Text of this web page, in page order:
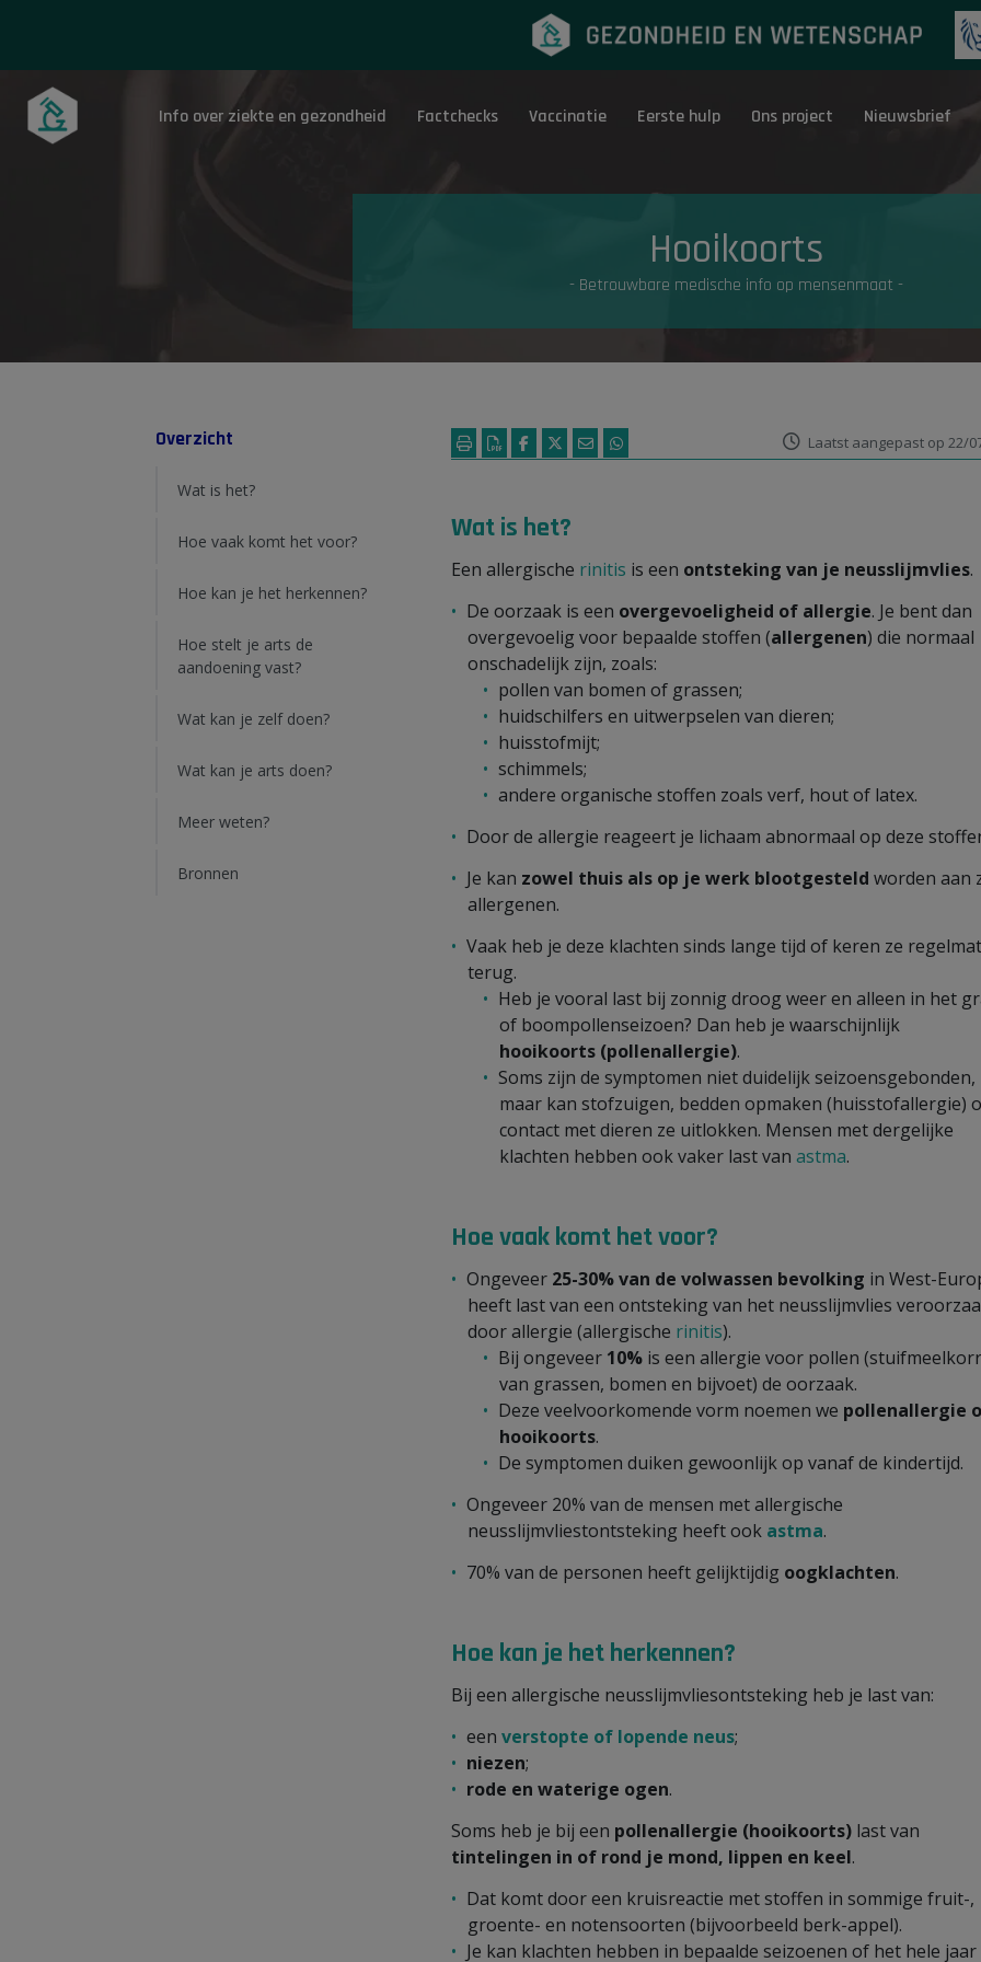
Onderwerpen Eerste hulp
Info over ziekte en gezondheid Factchecks Vaccinatie Eerste hulp Ons project Nieuwsbrief
Hooikoorts
- Betrouwbare medische info op mensenmaat -
Overzicht
Wat is het?
Hoe vaak komt het voor?
Hoe kan je het herkennen?
Hoe stelt je arts de
aandoening vast?
Wat kan je zelf doen?
Wat kan je arts doen?
Meer weten?
Bronnen
Laatst aangepast op 22/
Wat is het?
Een allergische rinitis is een ontsteking van je neusslijmvlies.
De oorzaak is een overgevoeligheid of allergie. Je bent dan
overgevoelig voor bepaalde stoffen (allergenen) die normaal
onschadelijk zijn, zoals:
pollen van bomen of grassen;
huidschilfers en uitwerpselen van dieren;
huisstofmijt;
schimmels;
andere organische stoffen zoals verf, hout of latex.
Door de allergie reageert je lichaam abnormaal op deze
Je kan zowel thuis als op je werk blootgesteld worden aan
allergenen.
Vaak heb je deze klachten sinds lange tijd of keren ze
terug.
Heb je vooral last bij zonnig droog weer en alleen in het
of boompollenseizoen? Dan heb je waarschijnlijk
hooikoorts (pollenallergie).
Soms zijn de symptomen niet duidelijk seizoensgebonden,
maar kan stofzuigen, bedden opmaken (huisstofallergie)
contact met dieren ze uitlokken. Mensen met dergelijke
klachten hebben ook vaker last van astma.
Hoe vaak komt het voor?
Ongeveer 25-30% van de volwassen bevolking in West-
heeft last van een ontsteking van het neusslijmvlies
door allergie (allergische rinitis).
Bij ongeveer 10% is een allergie voor pollen
van grassen, bomen en bijvoet) de oorzaak.
Deze veelvoorkomende vorm noemen we pollenallergie
hooikoorts.
De symptomen duiken gewoonlijk op vanaf de kindertijd.
Ongeveer 20% van de mensen met allergische
neusslijmvliestontsteking heeft ook astma.
70% van de personen heeft gelijktijdig oogklachten.
Hoe kan je het herkennen?
Bij een allergische neusslijmvliesontsteking heb je last van:
een verstopte of lopende neus;
niezen;
rode en waterige ogen.
Soms heb je bij een pollenallergie (hooikoorts) last van
tintelingen in of rond je mond, lippen en keel.
Dat komt door een kruisreactie met stoffen in sommige fruit-,
groente- en notensoorten (bijvoorbeeld berk-appel).
Je kan klachten hebben in bepaalde seizoenen of het hele jaar